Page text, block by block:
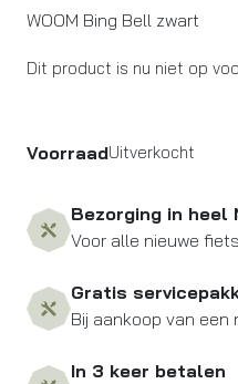
WOOM Bing Bell zwart
Dit product is nu niet op
VoorraadUitverkocht
Bezorging in heel
Voor alle nieuwe
Gratis
Bij aankoop van een
In 3 keer betalen